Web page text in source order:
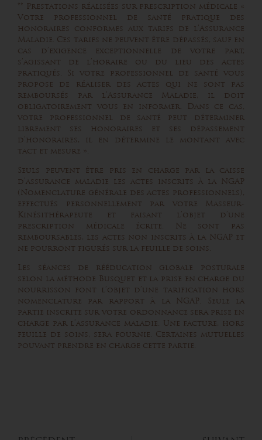
** Prestations réalisées sur prescription médicale «
Votre professionnel de santé pratique des
honoraires conformes aux tarifs de l’Assurance
Maladie. Ces tarifs ne peuvent être dépassés, sauf en
cas d’exigence exceptionnelle de votre part,
s’agissant de l’horaire ou du lieu des actes
pratiqués. Si votre professionnel de santé vous
propose de réaliser des actes qui ne sont pas
remboursés par l’Assurance Maladie, il doit
obligatoirement vous en informer. Dans ce cas,
votre professionnel de santé peut déterminer
librement ses honoraires et ses dépassement
d’honoraires, il en détermine le montant avec
tact et mesure ».
Seuls peuvent être pris en charge par la caisse
d’assurance maladie les actes inscrits à la NGAP
(Nomenclature générale des actes professionnels),
effectués personnellement par votre Masseur-
Kinésithérapeute et faisant l’objet d’une
prescription médicale écrite. Ne sont pas
remboursables, les actes non inscrits à la NGAP et
ne pourront figurés sur la feuille de soins.
Les séances de rééducation globale posturale
selon la méthode Busquet et la prise en charge du
nourrisson font l’objet d’une tarification hors
nomenclature par rapport à la NGAP. Seule la
partie inscrite sur votre ordonnance sera prise en
charge par l’assurance maladie. Une facture, hors
feuille de soins, sera fournie. Certaines mutuelles
pouvant prendre en charge cette partie.